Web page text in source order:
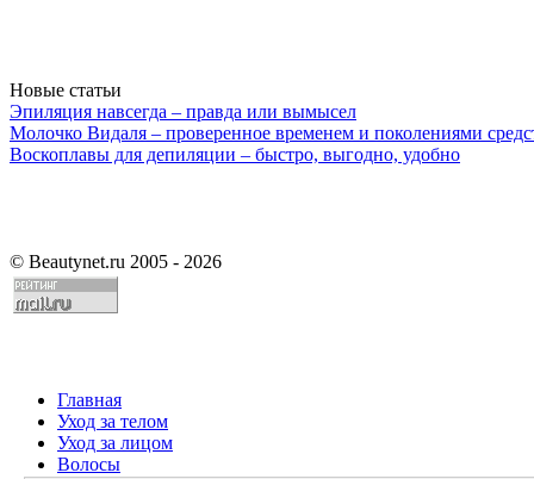
Новые статьи
Эпиляция навсегда – правда или вымысел
Молочко Видаля – проверенное временем и поколениями
Воскоплавы для депиляции – быстро, выгодно, удобно
© Beautynet.ru 2005 - 2026
Главная
Уход за телом
Уход за лицом
Волосы